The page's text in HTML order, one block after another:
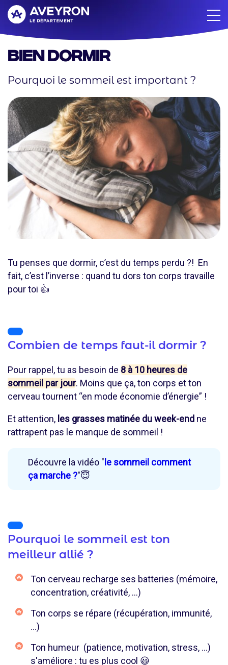
Aller
au
contenu
principal
Bien dormir
Pourquoi le sommeil est important ?
Tu penses que dormir, c’est du temps perdu ?! En
fait, c’est l’inverse : quand tu dors ton corps travaille
pour toi 👍
Combien de temps faut-il dormir ?
Pour rappel, tu as besoin de 8 à 10 heures de
sommeil par jour. Moins que ça, ton corps et ton
cerveau tournent “en mode économie d’énergie” !
Et attention, les grasses matinée du week-end ne
rattrapent pas le manque de sommeil !
Découvre la vidéo " le sommeil comment
ça marche ?"😇
Pourquoi le sommeil est ton
meilleur allié ?
Ton cerveau recharge ses batteries (mémoire,
concentration, créativité, ...)
Ton corps se répare (récupération, immunité,
...)
Ton humeur (patience, motivation, stress, ...)
s'améliore : tu es plus cool 😃